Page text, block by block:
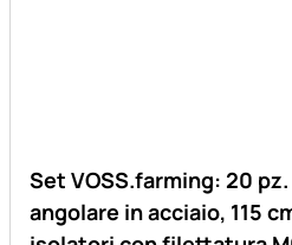
Set VOSS.farming: 20
angolare in acciaio, 115